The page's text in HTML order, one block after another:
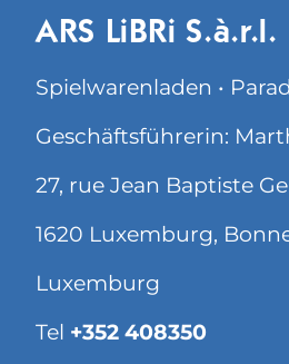
ARS LiBRi S.à.r.l.
Spielwarenladen •
Geschäftsführerin:
27, rue Jean Baptiste
1620 Luxemburg,
Luxemburg
Tel +352 408350